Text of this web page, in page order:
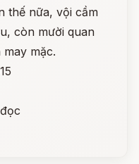
thế nữa, vội cầm
còn mười quan
mặc.